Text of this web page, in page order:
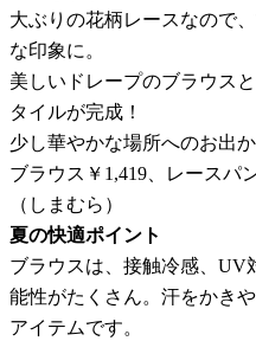
大ぶりの花柄レースなので
な印象に。
美しいドレープのブラウス
タイルが完成！
少し華やかな場所へのお出
ブラウス￥1,419、レースパ
（しまむら）
夏の快適ポイント
ブラウスは、接触冷感、UV
能性がたくさん。汗をかき
アイテムです。